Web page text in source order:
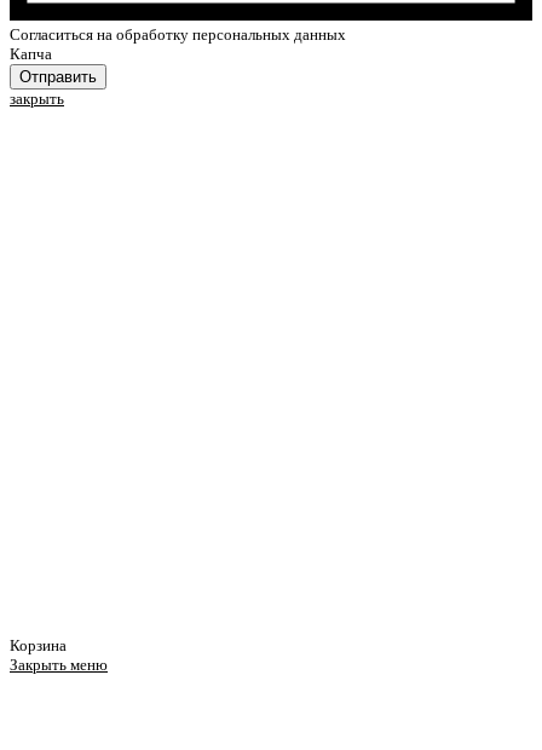
Cогласиться на обработку персональных данных
Капча
Отправить
закрыть
Корзина
Закрыть меню